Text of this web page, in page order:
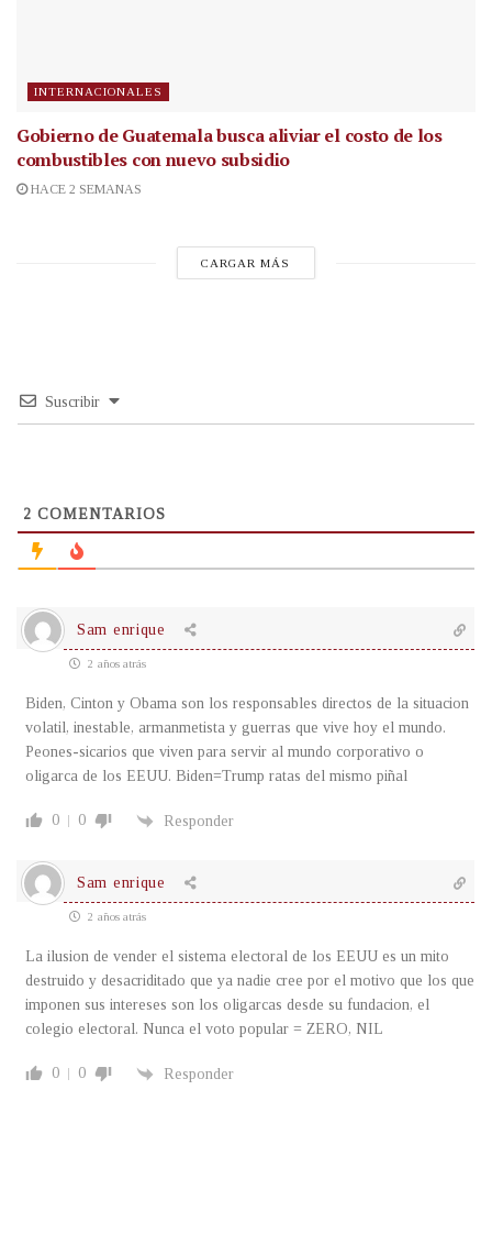
INTERNACIONALES
Gobierno de Guatemala busca aliviar el costo de los
combustibles con nuevo subsidio
HACE 2 SEMANAS
CARGAR MÁS
Suscribir
2 COMENTARIOS
Sam enrique
2 años atrás
Biden, Cinton y Obama son los responsables directos de la situacion
volatil, inestable, armanmetista y guerras que vive hoy el mundo.
Peones-sicarios que viven para servir al mundo corporativo o
oligarca de los EEUU. Biden=Trump ratas del mismo piñal
0 0 Responder
Sam enrique
2 años atrás
La ilusion de vender el sistema electoral de los EEUU es un mito
destruido y desacriditado que ya nadie cree por el motivo que los que
imponen sus intereses son los oligarcas desde su fundacion, el
colegio electoral. Nunca el voto popular = ZERO, NIL
0 0 Responder